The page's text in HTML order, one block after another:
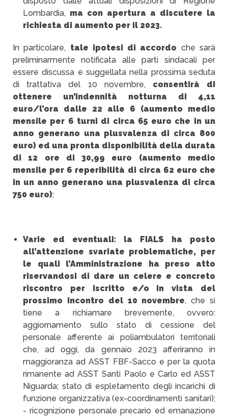
Lombardia, ma con apertura a discutere la
richiesta di aumento per il 2023.
In particolare, tale ipotesi di accordo che sarà
preliminarmente notificata alle parti sindacali per
essere discussa e suggellata nella prossima seduta
di trattativa del 10 novembre, consentirà di
ottenere un’indennità notturna di 4,11
euro/l’ora dalle 22 alle 6 (aumento medio
mensile per 6 turni di circa 65 euro che in un
anno generano una plusvalenza di circa 800
euro) ed una pronta disponibilità della durata
di 12 ore di 30,99 euro (aumento medio
mensile per 6 reperibilità di circa 62 euro che
in un anno generano una plusvalenza di circa
750 euro);
Varie ed eventuali:
la FIALS ha posto
all’attenzione svariate problematiche, per
le quali l’Amministrazione ha preso atto
riservandosi di dare un celere e concreto
riscontro per iscritto e/o in vista del
prossimo incontro del 10 novembre, che si
tiene a richiamare brevemente, ovvero:
aggiornamento sullo stato di cessione del
personale afferente ai poliambulatori territoriali
che, ad oggi, da gennaio 2023 afferiranno in
maggioranza ad ASST FBF-Sacco e per la quota
rimanente ad ASST Santi Paolo e Carlo ed ASST
Niguarda; stato di espletamento degli incarichi di
funzione organizzativa (ex-coordinamenti sanitari);
- ricognizione personale precario ed emanazione